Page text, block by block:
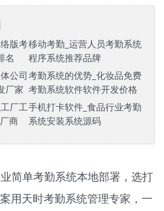
版考
名
移动考勤_运营人员考勤系统
程序系统推荐品牌
公司
厂家
考勤系统的优势_化妆品免费
考勤系统软件软件开发价格
厂工
商
手机打卡软件_食品行业考勤
系统安装系统源码
简单考勤系统本地部署，选打
用天时考勤系统管理专家，一